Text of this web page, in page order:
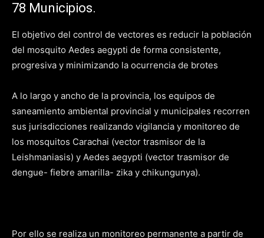
78 Municipios.
El objetivo del control de vectores es reducir la población
del mosquito Aedes aegypti de forma consistente,
progresiva y minimizando la ocurrencia de brotes
A lo largo y ancho de la provincia, los equipos de
saneamiento ambiental provincial y municipales recorren
sus jurisdicciones realizando vigilancia y monitoreo de
los mosquitos Carachai (vector trasmisor de la
Leishmaniasis) y Aedes aegypti (vector trasmisor de
dengue- fiebre amarilla- zika y chikungunya).
Por ello se realiza un monitoreo permanente a partir de